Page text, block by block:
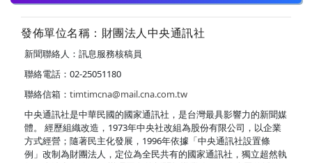
發佈單位名稱：財團法人中央通訊社
新聞聯絡人：訊息服務核稿員
聯絡電話：02-25051180
聯絡信箱： timtimcna@mail.cna.com.tw
中央通訊社是中華民國的國家通訊社，是台灣最具影響力的新聞媒
體。 經歷組織改造，1973年中央社改組為股份有限公司，以企業
方式經營；隨著民主化發展，1996年依據「中央通訊社設置條
例」改制為財團法人，定位為全民共有的國家通訊社，獨立超然執